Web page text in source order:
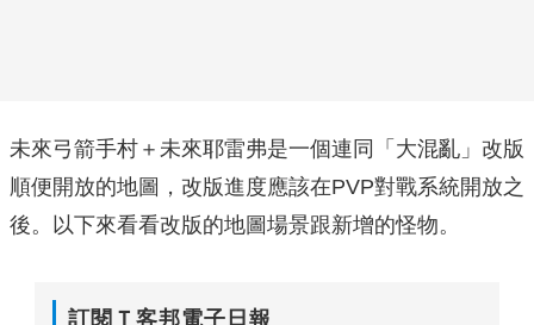
未來弓箭手村＋未來耶雷弗是一個連同「大混亂」改版
順便開放的地圖，改版進度應該在PVP對戰系統開放之
後。以下來看看改版的地圖場景跟新增的怪物。
訂閱Ｔ客邦電子日報